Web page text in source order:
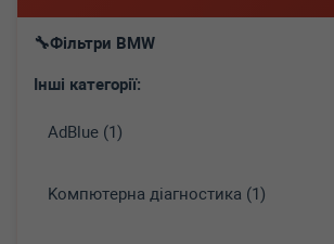
Фільтри BMW
Інші категорії:
AdBlue (1)
Koмпютepнa діaгнocтикa (1)